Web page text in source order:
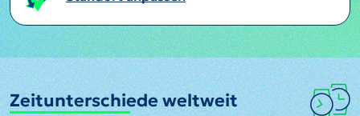
Zeitunterschiede weltweit